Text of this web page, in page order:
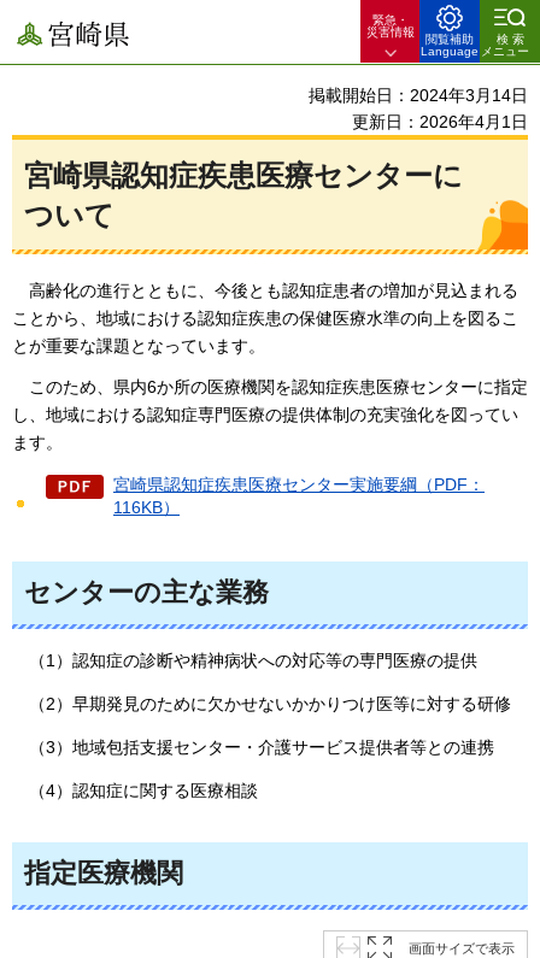
宮崎県
緊急・
災害情報
閲覧補助
Language
検索
メニュー
掲載開始日：2024年3月14日
更新日：2026年4月1日
宮崎県認知症疾患医療センターに
ついて
高齢化の進行とともに、今後とも認知症患者の増加が見込まれる
ことから、地域における認知症疾患の保健医療水準の向上を図るこ
とが重要な課題となっています。
このため、県内6か所の医療機関を認知症疾患医療センターに指定
し、地域における認知症専門医療の提供体制の充実強化を図ってい
ます。
宮崎県認知症疾患医療センター実施要綱（PDF：
116KB）
センターの主な業務
（1）認知症の診断や精神病状への対応等の専門医療の提供
（2）早期発見のために欠かせないかかりつけ医等に対する研修
（3）地域包括支援センター・介護サービス提供者等との連携
（4）認知症に関する医療相談
指定医療機関
画面サイズで表示